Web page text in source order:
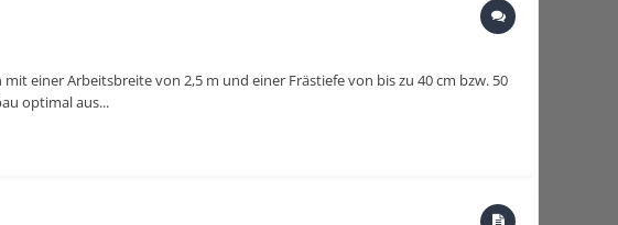
einer Arbeitsbreite von 2,5 m und einer Frästiefe von bis zu 40 cm bzw. 50
optimal aus...